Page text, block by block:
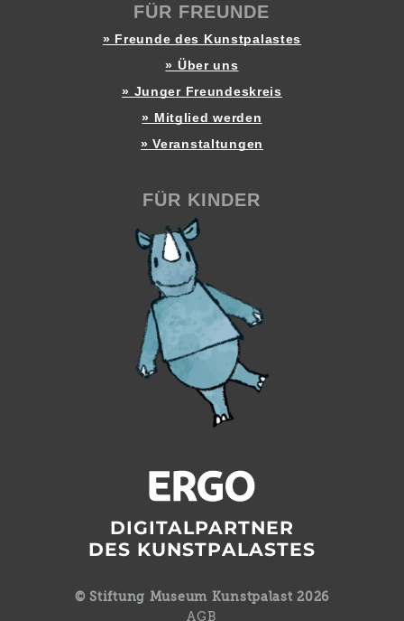
FÜR FREUNDE
» Freunde des Kunstpalastes
» Über uns
» Junger Freundeskreis
» Mitglied werden
» Veranstaltungen
FÜR KINDER
DIGITALPARTNER
DES KUNSTPALASTES
© Stiftung Museum Kunstpalast 2026
AGB